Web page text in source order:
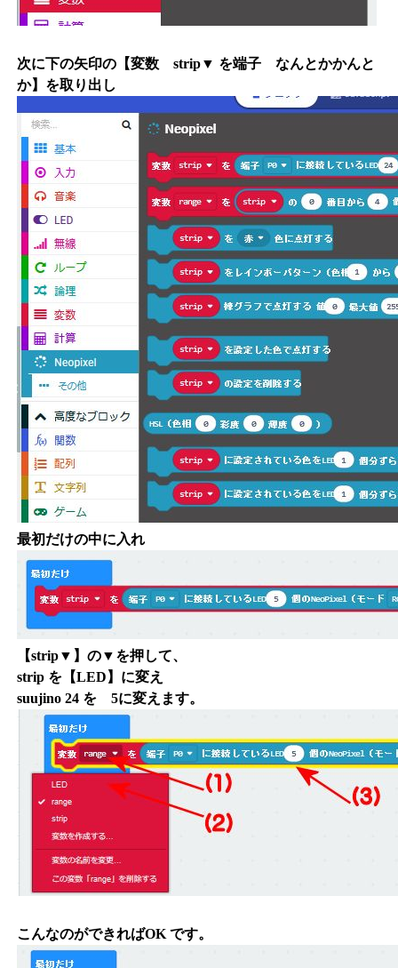
次に下の矢印の【変数 strip▼ を端子 なんとかかんと
か】を取り出し
最初だけの中に入れ
【strip▼】の▼を押して、
strip を【LED】に変え
suujino 24 を 5に変えます。
こんなのができればOK です。